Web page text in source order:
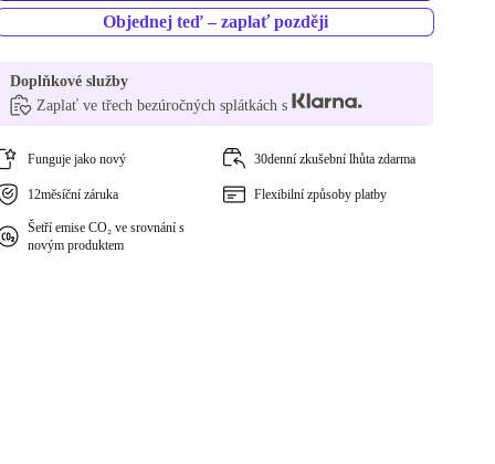
Objednej teď – zaplať později
Doplňkové služby
Zaplať ve třech bezúročných splátkách s
Funguje jako nový 30denní zkušební lhůta zdarma
12měsíční záruka Flexibilní způsoby platby
Šetří emise CO₂ ve srovnání s
novým produktem